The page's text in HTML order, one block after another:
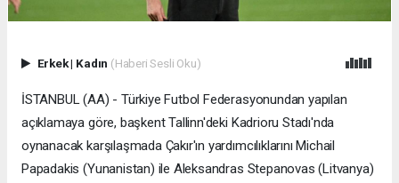
Erkek| Kadın (Haberi Sesli Oku)
İSTANBUL (AA) - Türkiye Futbol Federasyonundan yapılan
açıklamaya göre, başkent Tallinn'deki Kadrioru Stadı'nda
oynanacak karşılaşmada Çakır'ın yardımcılıklarını Michail
Papadakis (Yunanistan) ile Aleksandras Stepanovas (Litvanya)